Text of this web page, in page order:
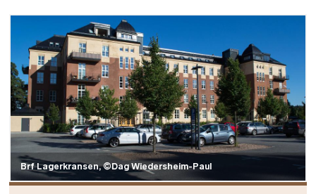
Brf Lagerkransen, ©Dag Wiedersheim-Paul